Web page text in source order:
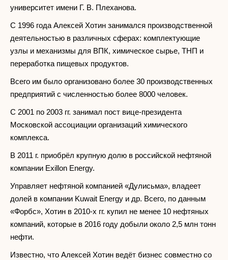
университет имени Г. В. Плеханова.
С 1996 года Алексей Хотин занимался производственной
деятельностью в различных сферах: комплектующие
узлы и механизмы для ВПК, химическое сырье, ТНП и
переработка пищевых продуктов.
Всего им было организовано более 30 производственных
предприятий с численностью более 8000 человек.
С 2001 по 2003 гг. занимал пост вице-президента
Московской ассоциации организаций химического
комплекса.
В 2011 г. приобрёл крупную долю в российской нефтяной
компании Exillon Energy.
Управляет нефтяной компанией «Дулисьма», владеет
долей в компании Kuwait Energy и др. Всего, по данным
«Форбс», Хотин в 2010-х гг. купил не менее 10 нефтяных
компаний, которые в 2016 году добыли около 2,5 млн тонн
нефти.
Известно, что Алексей Хотин ведёт бизнес совместно со